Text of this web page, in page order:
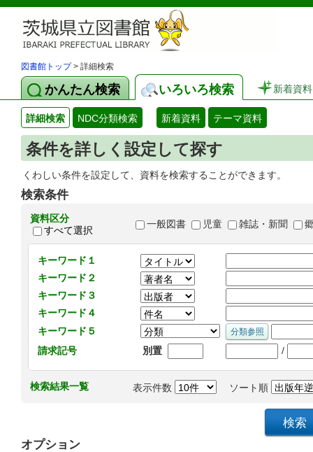
図書館トップ> 詳細検索
かんたん検索 いろいろ検索 新着資料
詳細検索 NDC分類検索 新着資料 テーマ資料
条件を詳しく設定して探す
くわしい条件を設定して、資料を検索することができます。
検索条件
資料区分
すべて選択
一般図書 児童 雑誌・新聞
キーワード１
キーワード２
キーワード３
キーワード４
キーワード５
請求記号
別置 /
検索結果一覧 表示件数 ソート順
オプション